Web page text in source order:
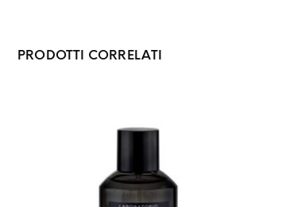
PRODOTTI CORRELATI